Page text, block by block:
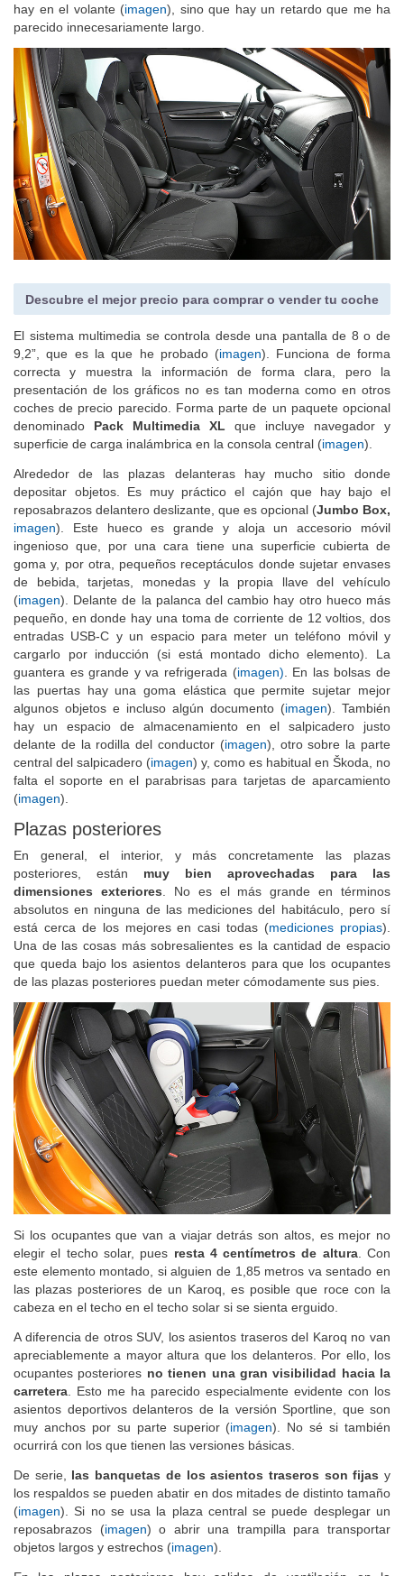
hay en el volante (imagen), sino que hay un retardo que me ha
parecido innecesariamente largo.
Descubre el mejor precio para comprar o vender tu coche
El sistema multimedia se controla desde una pantalla de 8 o de
9,2”, que es la que he probado (imagen). Funciona de forma
correcta y muestra la información de forma clara, pero la
presentación de los gráficos no es tan moderna como en otros
coches de precio parecido. Forma parte de un paquete opcional
denominado Pack Multimedia XL que incluye navegador y
superficie de carga inalámbrica en la consola central (imagen).
Alrededor de las plazas delanteras hay mucho sitio donde
depositar objetos. Es muy práctico el cajón que hay bajo el
reposabrazos delantero deslizante, que es opcional (Jumbo Box,
imagen). Este hueco es grande y aloja un accesorio móvil
ingenioso que, por una cara tiene una superficie cubierta de
goma y, por otra, pequeños receptáculos donde sujetar envases
de bebida, tarjetas, monedas y la propia llave del vehículo
(imagen). Delante de la palanca del cambio hay otro hueco más
pequeño, en donde hay una toma de corriente de 12 voltios, dos
entradas USB-C y un espacio para meter un teléfono móvil y
cargarlo por inducción (si está montado dicho elemento). La
guantera es grande y va refrigerada (imagen) . En las bolsas de
las puertas hay una goma elástica que permite sujetar mejor
algunos objetos e incluso algún documento (imagen). También
hay un espacio de almacenamiento en el salpicadero justo
delante de la rodilla del conductor (imagen), otro sobre la parte
central del salpicadero (imagen) y, como es habitual en Škoda, no
falta el soporte en el parabrisas para tarjetas de aparcamiento
(imagen).
Plazas posteriores
En general, el interior, y más concretamente las plazas
posteriores, están muy bien aprovechadas para las
dimensiones exteriores . No es el más grande en términos
absolutos en ninguna de las mediciones del habitáculo, pero sí
está cerca de los mejores en casi todas (mediciones propias).
Una de las cosas más sobresalientes es la cantidad de espacio
que queda bajo los asientos delanteros para que los ocupantes
de las plazas posteriores puedan meter cómodamente sus pies.
Si los ocupantes que van a viajar detrás son altos, es mejor no
elegir el techo solar, pues resta 4 centímetros de altura. Con
este elemento montado, si alguien de 1,85 metros va sentado en
las plazas posteriores de un Karoq, es posible que roce con la
cabeza en el techo en el techo solar si se sienta erguido.
A diferencia de otros SUV, los asientos traseros del Karoq no van
apreciablemente a mayor altura que los delanteros. Por ello, los
ocupantes posteriores no tienen una gran visibilidad hacia la
carretera . Esto me ha parecido especialmente evidente con los
asientos deportivos delanteros de la versión Sportline, que son
muy anchos por su parte superior (imagen). No sé si también
ocurrirá con los que tienen las versiones básicas.
De serie, las banquetas de los asientos traseros son fijas y
los respaldos se pueden abatir en dos mitades de distinto tamaño
(imagen). Si no se usa la plaza central se puede desplegar un
reposabrazos (imagen) o abrir una trampilla para transportar
objetos largos y estrechos (imagen).